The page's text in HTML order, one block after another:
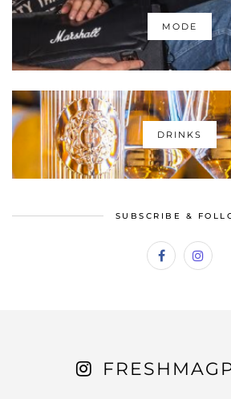
MODE
DRINKS
SUBSCRIBE &